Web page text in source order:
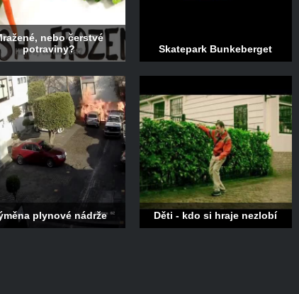
nebo čerstvé
potraviny?
Skatepark Bunkeberget
plynové nádrže Děti - kdo si hraje nezlobí